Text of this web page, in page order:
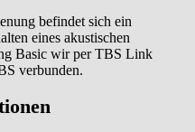
befindet sich ein
eines akustischen
Basic wir per TBS Link
verbunden.